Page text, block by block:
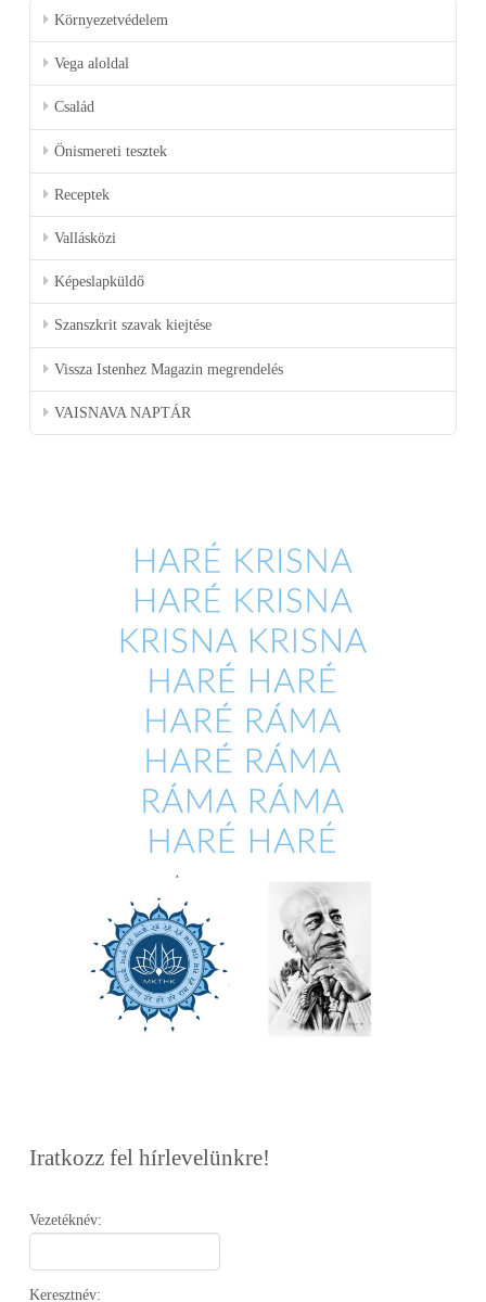
Környezetvédelem
Vega aloldal
Család
Önismereti tesztek
Receptek
Vallásközi
Képeslapküldő
Szanszkrit szavak kiejtése
Vissza Istenhez Magazin megrendelés
VAISNAVA NAPTÁR
Iratkozz fel hírlevelünkre!
Vezetéknév:
Keresztnév: